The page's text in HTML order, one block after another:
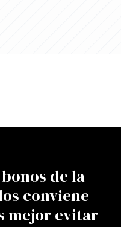
de la
conviene
mejor evitar